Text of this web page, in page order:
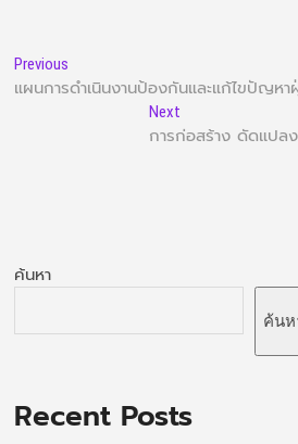
Previous
แผนการดำเนินงานป้องกันและแก้ไขปัญหา
Next
การก่อสร้าง ดัดแปล
ค้นหา
ค้นห
Recent Posts